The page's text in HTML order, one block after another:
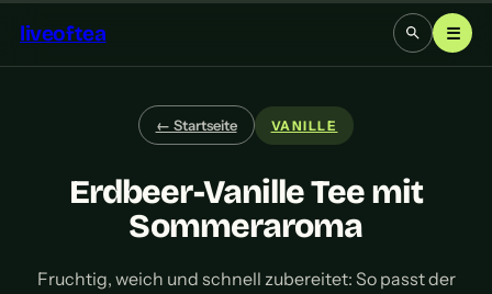
liveoftea ☰
← Startseite VANILLE
Erdbeer-Vanille Tee mit
Sommeraroma
Fruchtig, weich und schnell zubereitet: So passt der